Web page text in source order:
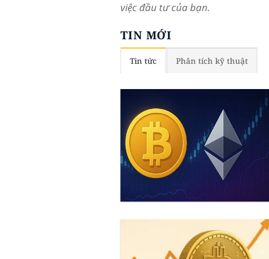
việc đầu tư của bạn.
TIN MỚI
Tin tức Phân tích kỹ thuật